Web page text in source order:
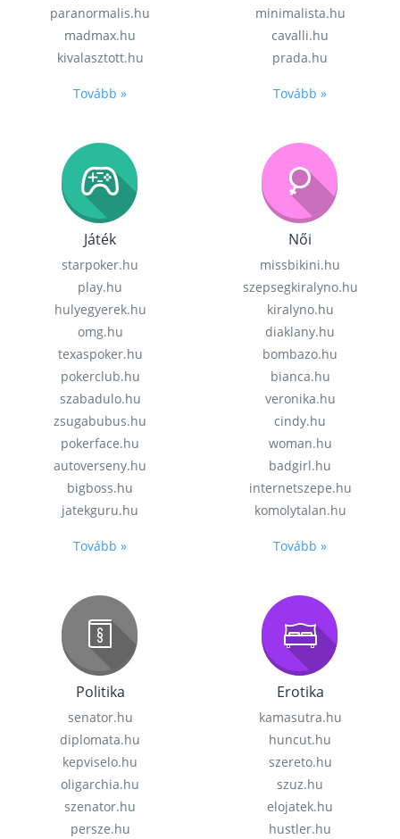
paranormalis.hu
madmax.hu
kivalasztott.hu
Tovább »
minimalista.hu
cavalli.hu
prada.hu
Tovább »
Játék
starpoker.hu
play.hu
hulyegyerek.hu
omg.hu
texaspoker.hu
pokerclub.hu
szabadulo.hu
zsugabubus.hu
pokerface.hu
autoverseny.hu
bigboss.hu
jatekguru.hu
Tovább »
Női
missbikini.hu
szepsegkiralyno.hu
kiralyno.hu
diaklany.hu
bombazo.hu
bianca.hu
veronika.hu
cindy.hu
woman.hu
badgirl.hu
internetszepe.hu
komolytalan.hu
Tovább »
Politika
senator.hu
diplomata.hu
kepviselo.hu
oligarchia.hu
szenator.hu
persze.hu
Erotika
kamasutra.hu
huncut.hu
szereto.hu
szuz.hu
elojatek.hu
hustler.hu